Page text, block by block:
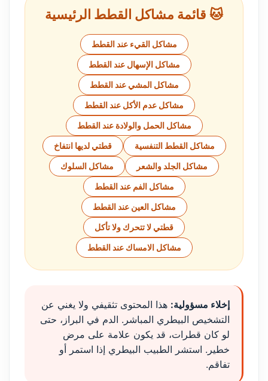
🐱 قائمة مشاكل القطط الرئيسية
مشاكل القيء عند القطط
مشاكل الإسهال عند القطط
مشاكل المشي عند القطط
مشاكل عدم الأكل عند القطط
مشاكل الحمل والولادة عند القطط
مشاكل القطط التنفسية قطتي لديها انتفاخ
مشاكل الجلد والشعر مشاكل السلوك
مشاكل الفم عند القطط
مشاكل العين عند القطط
قطتي لا تتحرك ولا تأكل
مشاكل الامساك عند القطط
إخلاء مسؤولية: هذا المحتوى تثقيفي ولا يغني عن
التشخيص البيطري المباشر. الدم في البراز، حتى
لو كان قطرات، قد يكون علامة على مرض
خطير. استشر الطبيب البيطري إذا استمر أو
تفاقم.